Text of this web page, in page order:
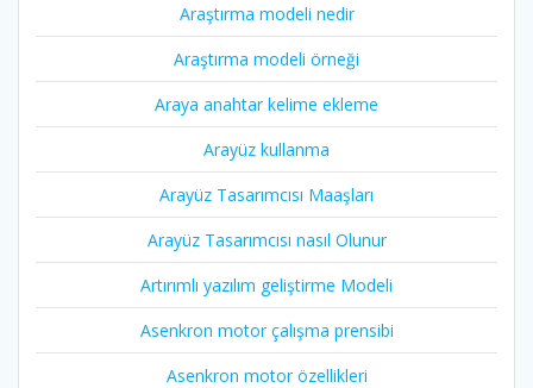
Araştırma modeli nedir
Araştırma modeli örneği
Araya anahtar kelime ekleme
Arayüz kullanma
Arayüz Tasarımcısı Maaşları
Arayüz Tasarımcısı nasıl Olunur
Artırımlı yazılım geliştirme Modeli
Asenkron motor çalışma prensibi
Asenkron motor özellikleri